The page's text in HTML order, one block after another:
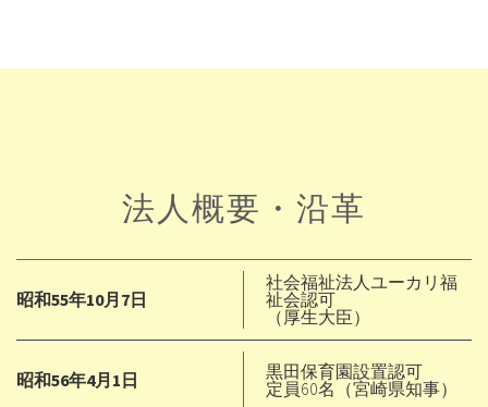
法人概要・沿革
昭和55年10月7日
社会福祉法人ユーカリ福
祉会認可
（厚生大臣）
昭和56年4月1日
黒田保育園設置認可
定員60名（宮崎県知事）